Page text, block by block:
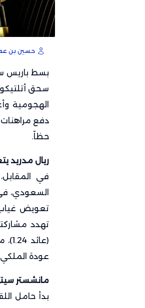
حسين بن
بسط باريس
سحق
الهجومية
حظاً.
ريال مدريد
السعودي،
تعويض غياب
تهدد
عودة
مانشستر